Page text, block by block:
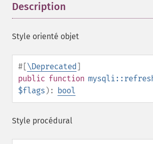
Description
Style orienté objet
#[\Deprecated]
public function
$flags ): bool
Style procédural